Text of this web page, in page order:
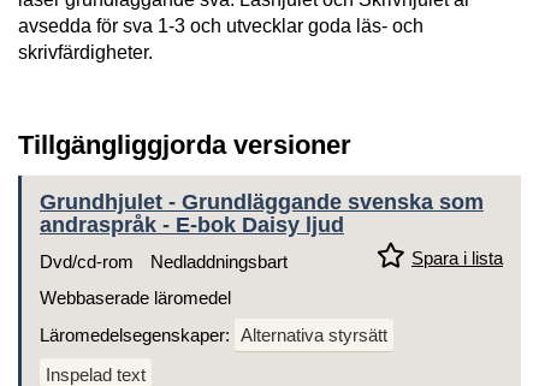
avsedda för sva 1-3 och utvecklar goda läs- och
skrivfärdigheter.
Tillgängliggjorda versioner
Grundhjulet - Grundläggande svenska som
andraspråk - E-bok Daisy ljud
Spara i lista
Dvd/cd-rom
Nedladdningsbart
Webbaserade läromedel
Läromedelsegenskaper: Alternativa styrsätt
Inspelad text